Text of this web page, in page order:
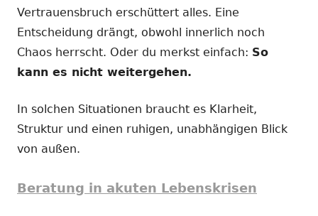
Vertrauensbruch erschüttert alles. Eine
Entscheidung drängt, obwohl innerlich noch
Chaos herrscht. Oder du merkst einfach: So
kann es nicht weitergehen.
In solchen Situationen braucht es Klarheit,
Struktur und einen ruhigen, unabhängigen Blick
von außen.
Beratung in akuten Lebenskrisen